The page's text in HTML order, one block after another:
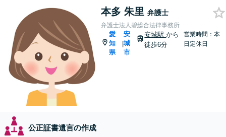
本多 朱里 弁護士
弁護士法人碧総合法律事務所
愛
知
県
|
安
城
市
安城駅から
徒歩6分
営業時間：本
日定休日
公正証書遺言の作成